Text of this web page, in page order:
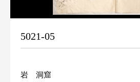
5021-05
岩 洞窟